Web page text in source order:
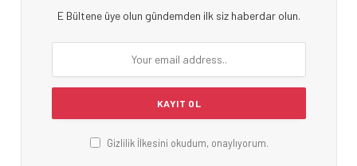
E Bültene üye olun gündemden ilk siz haberdar olun.
Gizlilik İlkesini okudum, onaylıyorum.